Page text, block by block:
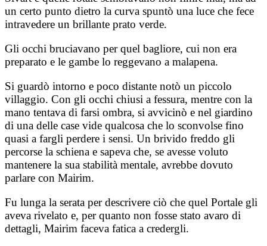
un certo punto dietro la curva spuntò una luce che fece
intravedere un brillante prato verde.
Gli occhi bruciavano per quel bagliore, cui non era
preparato e le gambe lo reggevano a malapena.
Si guardò intorno e poco distante notò un piccolo
villaggio. Con gli occhi chiusi a fessura, mentre con la
mano tentava di farsi ombra, si avvicinò e nel giardino
di una delle case vide qualcosa che lo sconvolse fino
quasi a fargli perdere i sensi. Un brivido freddo gli
percorse la schiena e sapeva che, se avesse voluto
mantenere la sua stabilità mentale, avrebbe dovuto
parlare con Mairim.
Fu lunga la serata per descrivere ciò che quel Portale gli
aveva rivelato e, per quanto non fosse stato avaro di
dettagli, Mairim faceva fatica a credergli.